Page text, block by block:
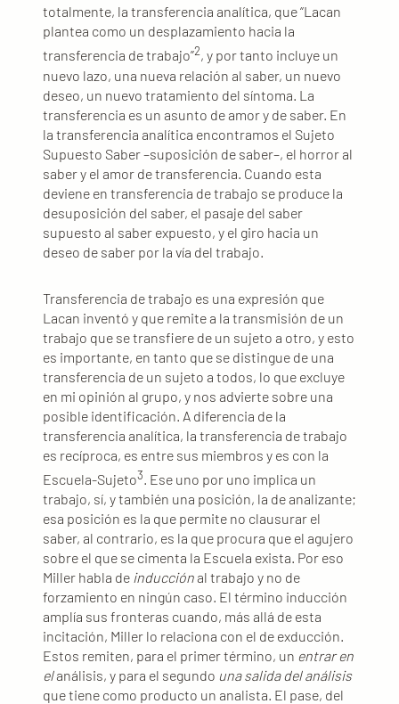
totalmente, la transferencia analítica, que “Lacan
plantea como un desplazamiento hacia la
transferencia de trabajo”2, y por tanto incluye un
nuevo lazo, una nueva relación al saber, un nuevo
deseo, un nuevo tratamiento del síntoma. La
transferencia es un asunto de amor y de saber. En
la transferencia analítica encontramos el Sujeto
Supuesto Saber –suposición de saber–, el horror al
saber y el amor de transferencia. Cuando esta
deviene en transferencia de trabajo se produce la
desuposición del saber, el pasaje del saber
supuesto al saber expuesto, y el giro hacia un
deseo de saber por la vía del trabajo.
Transferencia de trabajo es una expresión que
Lacan inventó y que remite a la transmisión de un
trabajo que se transfiere de un sujeto a otro, y esto
es importante, en tanto que se distingue de una
transferencia de un sujeto a todos, lo que excluye
en mi opinión al grupo, y nos advierte sobre una
posible identificación. A diferencia de la
transferencia analítica, la transferencia de trabajo
es recíproca, es entre sus miembros y es con la
Escuela-Sujeto3. Ese uno por uno implica un
trabajo, sí, y también una posición, la de analizante;
esa posición es la que permite no clausurar el
saber, al contrario, es la que procura que el agujero
sobre el que se cimenta la Escuela exista. Por eso
Miller habla de inducciónal trabajo y no de
forzamiento en ningún caso. El término inducción
amplía sus fronteras cuando, más allá de esta
incitación, Miller lo relaciona con el de exducción.
Estos remiten, para el primer término, un entrar en
elanálisis, y para el segundo una salida del análisis
que tiene como producto un analista. El pase, del